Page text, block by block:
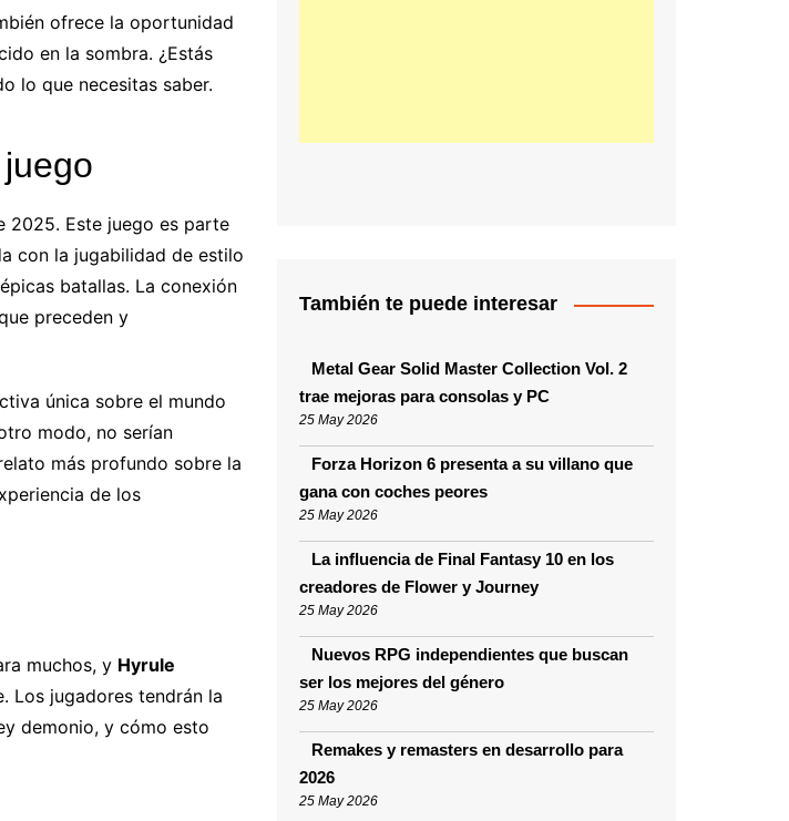
ofrece la oportunidad
en la sombra. ¿Estás
lo que necesitas saber.
2025. Este juego es parte
con la jugabilidad de estilo
batallas. La conexión
preceden y
única sobre el mundo
modo, no serían
más profundo sobre la
de los
muchos, y Hyrule
Los jugadores tendrán la
demonio, y cómo esto
También te puede interesar
Metal Gear Solid Master Collection Vol. 2
trae mejoras para consolas y PC
25 May 2026
Forza Horizon 6 presenta a su villano que
gana con coches peores
25 May 2026
La influencia de Final Fantasy 10 en los
creadores de Flower y Journey
25 May 2026
Nuevos RPG independientes que buscan
ser los mejores del género
25 May 2026
Remakes y remasters en desarrollo para
2026
25 May 2026